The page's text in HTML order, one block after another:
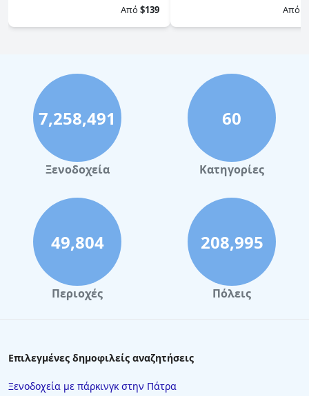
Από$139
Από
7,258,491
Ξενοδοχεία
60
Κατηγορίες
49,804
Περιοχές
208,995
Πόλεις
Επιλεγμένες δημοφιλείς αναζητήσεις
Ξενοδοχεία με πάρκινγκ στην Πάτρα